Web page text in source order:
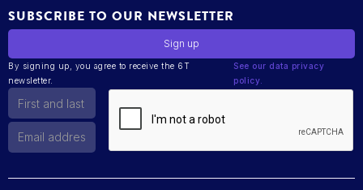
SUBSCRIBE TO OUR NEWSLETTER
By signing up, you agree to receive the 6T
newsletter.
See our data privacy
policy.